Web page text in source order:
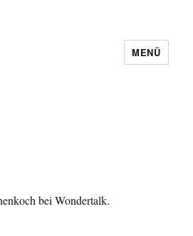
MENÜ
bei Wondertalk.